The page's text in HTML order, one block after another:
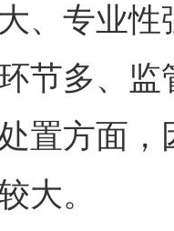
、专业
节多、
置方面
大。